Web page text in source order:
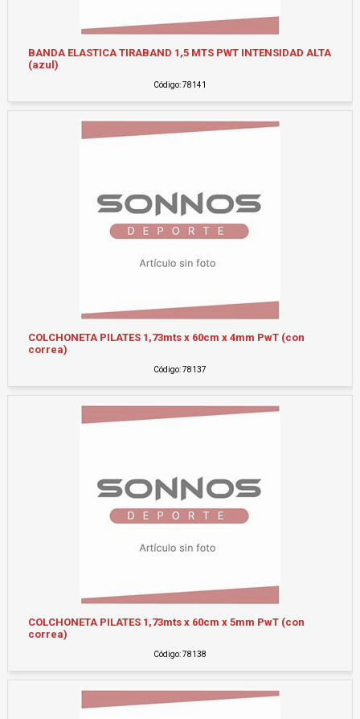
BANDA ELASTICA TIRABAND 1,5 MTS PWT INTENSIDAD ALTA
(azul)
Código: 78141
COLCHONETA PILATES 1,73mts x 60cm x 4mm PwT (con
correa)
Código: 78137
COLCHONETA PILATES 1,73mts x 60cm x 5mm PwT (con
correa)
Código: 78138